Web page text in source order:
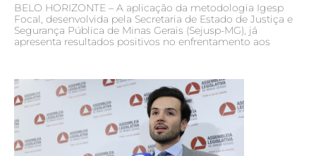
BELO HORIZONTE – A aplicação da metodologia Igesp
Focal, desenvolvida pela Secretaria de Estado de Justiça e
Segurança Pública de Minas Gerais (Sejusp-MG), já
apresenta resultados positivos no enfrentamento aos